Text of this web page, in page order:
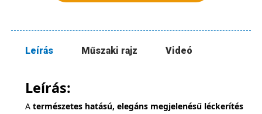
Leírás Műszaki rajz Videó
Leírás:
A természetes hatású, elegáns megjelenésű léckerítés